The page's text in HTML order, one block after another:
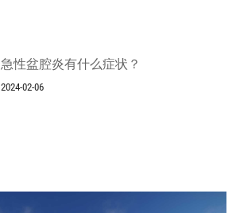
急性盆腔炎有什么症状？
2024-02-06